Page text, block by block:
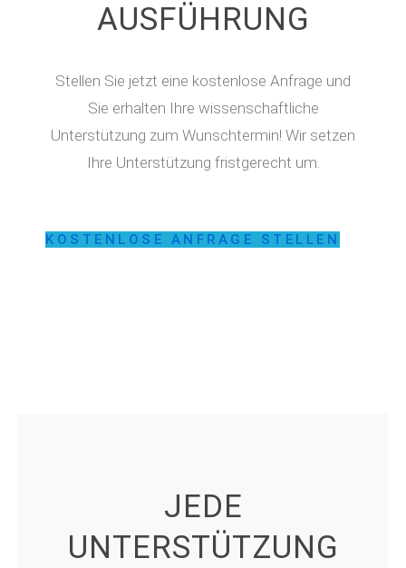
AUSFÜHRUNG
Stellen Sie jetzt eine kostenlose Anfrage und
Sie erhalten Ihre wissenschaftliche
Unterstützung zum Wunschtermin! Wir setzen
Ihre Unterstützung fristgerecht um.
KOSTENLOSE ANFRAGE STELLEN
JEDE
UNTERSTÜTZUNG